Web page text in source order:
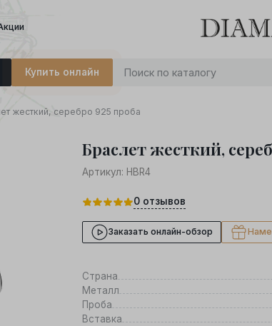
Купить онлайн
0 :
жесткий, серебро 925 проба
Браслет жесткий,
Артикул: HBR4
0 отзывов
Заказать онлайн-обзор
Страна
Металл
Проба
Вставка